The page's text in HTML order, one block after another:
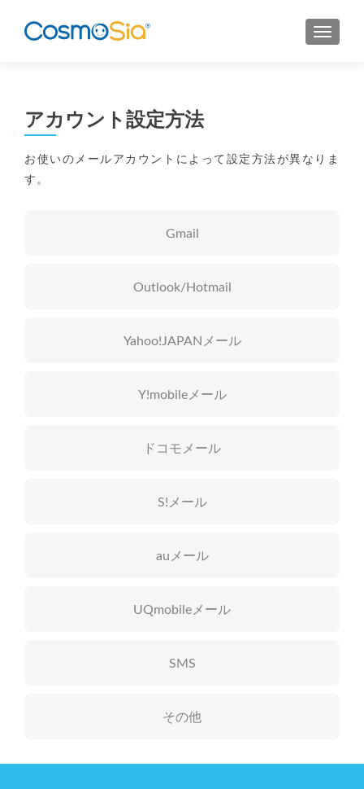
MENU
アカウント設定方法
お使いのメールアカウントによって設定方法が異なりま
す。
Gmail
Outlook/Hotmail
Yahoo!JAPANメール
Y!mobileメール
ドコモメール
S!メール
auメール
UQmobileメール
SMS
その他